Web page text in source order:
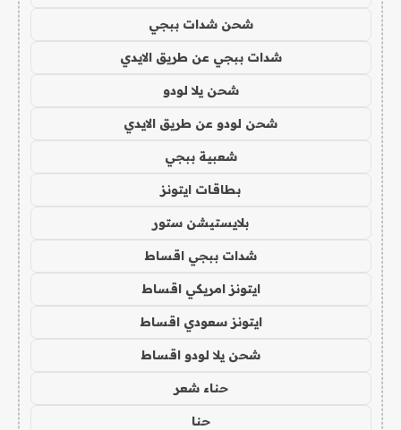
شحن شدات ببجي
شدات ببجي عن طريق الايدي
شحن يلا لودو
شحن لودو عن طريق الايدي
شعبية ببجي
بطاقات ايتونز
بلايستيشن ستور
شدات ببجي اقساط
ايتونز امريكي اقساط
ايتونز سعودي اقساط
شحن يلا لودو اقساط
حناء شعر
حنا